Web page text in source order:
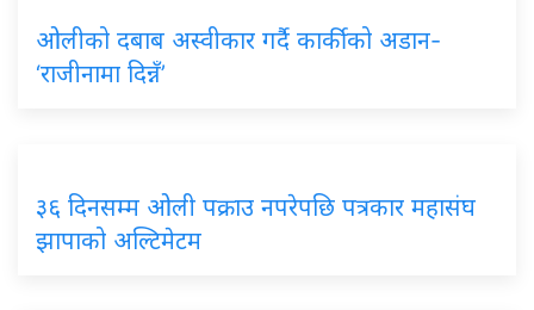
ओलीको दबाब अस्वीकार गर्दै कार्कीको अडान-
‘राजीनामा दिन्नँ’
३६ दिनसम्म ओली पक्राउ नपरेपछि पत्रकार महासंघ
झापाको अल्टिमेटम